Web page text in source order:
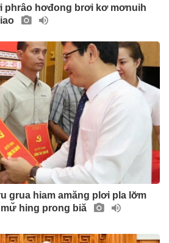
phrâo hơđong brơi kơ mơnuih
grua hiam amăng plơi pla lơ̆m
hing prong biă